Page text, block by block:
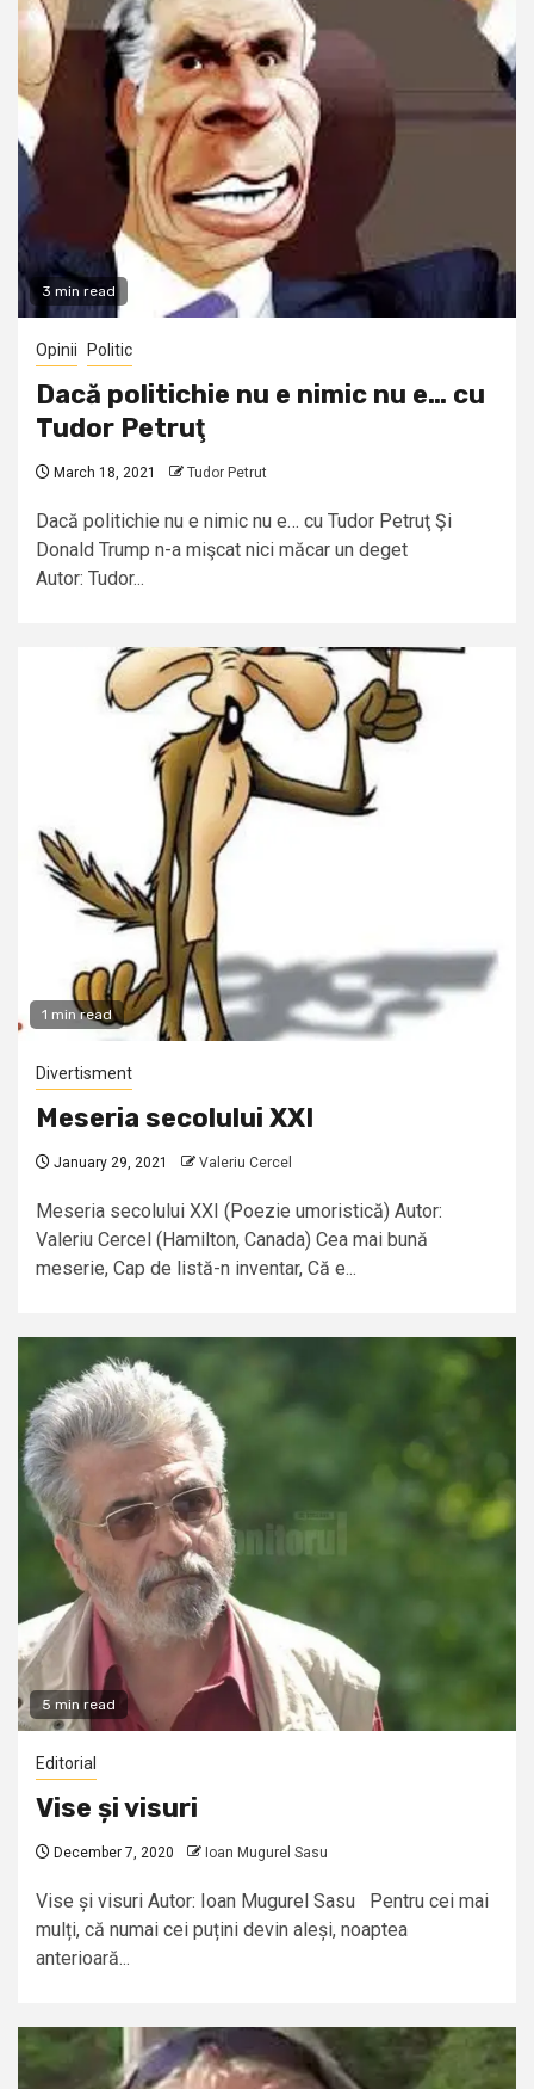
3 min read
Opinii Politic
Dacă politichie nu e nimic nu e… cu
Tudor Petruţ
March 18, 2021 Tudor Petrut
Dacă politichie nu e nimic nu e… cu Tudor Petruţ Şi
Donald Trump n-a mişcat nici măcar un deget
Autor: Tudor...
1 min read
Divertisment
Meseria secolului XXI
January 29, 2021 Valeriu Cercel
Meseria secolului XXI (Poezie umoristică) Autor:
Valeriu Cercel (Hamilton, Canada) Cea mai bună
meserie, Cap de listă-n inventar, Că e...
5 min read
Editorial
Vise și visuri
December 7, 2020 Ioan Mugurel Sasu
Vise și visuri Autor: Ioan Mugurel Sasu Pentru cei mai
mulți, că numai cei puțini devin aleși, noaptea
anterioară...